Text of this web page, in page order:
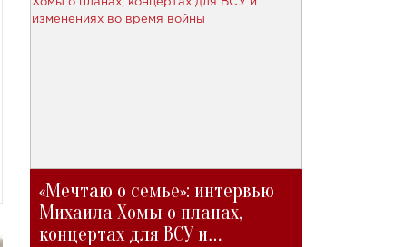
«Мечтаю о семье»: интервью
Михаила Хомы о планах,
концертах для ВСУ и